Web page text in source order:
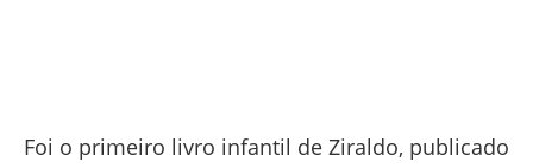
Foi o primeiro livro infantil de Ziraldo, publicado